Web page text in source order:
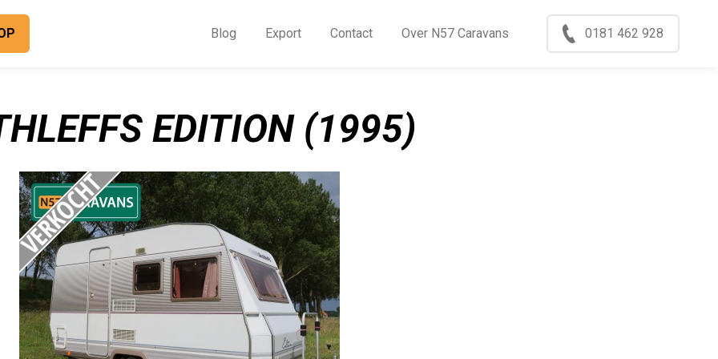
Blog Export Contact Over N57 Caravans 0181 462 928
EDITION (1995)
Blog